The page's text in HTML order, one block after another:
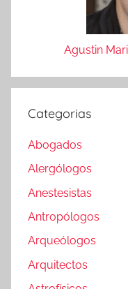
Agustin
Categorias
Abogados
Alergólogos
Anestesistas
Antropólogos
Arqueólogos
Arquitectos